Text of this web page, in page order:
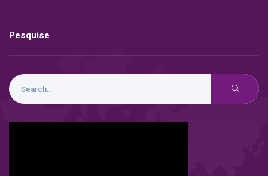
Pesquise